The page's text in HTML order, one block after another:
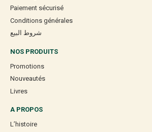
Paiement sécurisé
Conditions générales
شروط البيع
NOS PRODUITS
Promotions
Nouveautés
Livres
A PROPOS
L’histoire